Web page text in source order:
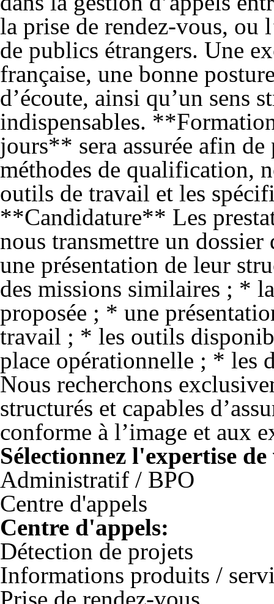
la prise de rendez-vous, ou
de publics étrangers. Une
française, une bonne
d’écoute, ainsi qu’un sens
indispensables.
jours** sera assurée afin de
méthodes de qualification,
outils de travail et les
**Candidature** Les
nous transmettre un
une présentation de leur
des missions similaires ; *
proposée ; * une
travail ; * les outils
place opérationnelle ; * les
Nous recherchons
structurés et capables
conforme à l’image et aux
Sélectionnez l'expertise
Administratif / BPO
Centre d'appels
Centre d'appels:
Détection de projets
Informations produits /